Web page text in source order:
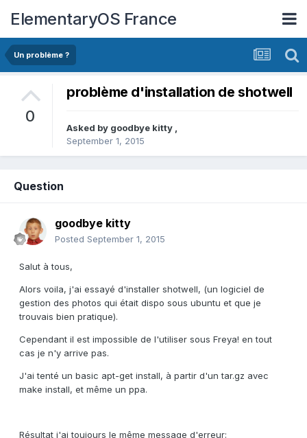
ElementaryOS France
Un problème ?
0
problème d'installation de shotwell
Asked by goodbye kitty ,
September 1, 2015
Question
goodbye kitty
Posted September 1, 2015
Salut à tous,
Alors voila, j'ai essayé d'installer shotwell, (un logiciel de
gestion des photos qui était dispo sous ubuntu et que je
trouvais bien pratique).
Cependant il est impossible de l'utiliser sous Freya! en tout
cas je n'y arrive pas.
J'ai tenté un basic apt-get install, à partir d'un tar.gz avec
make install, et même un ppa.
Résultat j'ai toujours le même message d'erreur: